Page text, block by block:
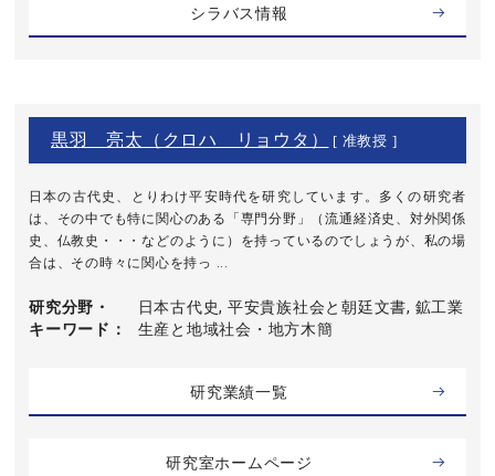
シラバス情報
黒羽 亮太（クロハ リョウタ） [ 准教授 ]
日本の古代史、とりわけ平安時代を研究しています。多くの研究者
は、その中でも特に関心のある「専門分野」（流通経済史、対外関係
史、仏教史・・・などのように）を持っているのでしょうが、私の場
合は、その時々に関心を持っ ...
研究分野・
キーワード
日本古代史, 平安貴族社会と朝廷文書, 鉱工業
生産と地域社会・地方木簡
研究業績一覧
研究室ホームページ